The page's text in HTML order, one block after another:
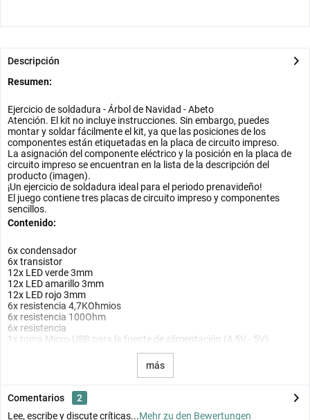
Descripción
Resumen:
Ejercicio de soldadura - Árbol de Navidad - Abeto
Atención. El kit no incluye instrucciones. Sin embargo, puedes
montar y soldar fácilmente el kit, ya que las posiciones de los
componentes están etiquetadas en la placa de circuito impreso.
La asignación del componente eléctrico y la posición en la placa de
circuito impreso se encuentran en la lista de la descripción del
producto (imagen).
¡Un ejercicio de soldadura ideal para el periodo prenavideño!
El juego contiene tres placas de circuito impreso y componentes
sencillos.
Contenido:
6x condensador
6x transistor
12x LED verde 3mm
12x LED amarillo 3mm
12x LED rojo 3mm
6x resistencia 4,7KOhmios
6x resistencia 100Ohm
6x resistencia
1x toma Micro-USB para la fuente de alimentación (4,5V - 5V)
más
Comentarios
2
Lee, escribe y discute críticas...Mehr zu den Bewertungen